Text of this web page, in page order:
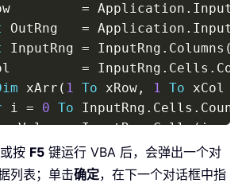
= Application .
OutRng = Application .
InputRng = InputRng . Columns (
= InputRng . Cells .
xArr ( 1 To xRow, 1 To xCol
i = 0 To InputRng . Cells .
		xValue
= InputRng.Cells(i +
		iRow
= i Mod xRow
		iCol
= VBA.Int(i / xRow)
按 F5 键运行 VBA 后，会弹出一个对
列表；单击确定，在下一个对话框中指